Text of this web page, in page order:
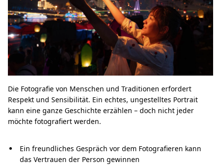
Die Fotografie von Menschen und Traditionen erfordert
Respekt und Sensibilität. Ein echtes, ungestelltes Portrait
kann eine ganze Geschichte erzählen – doch nicht jeder
möchte fotografiert werden.
Ein freundliches Gespräch vor dem Fotografieren kann
das Vertrauen der Person gewinnen